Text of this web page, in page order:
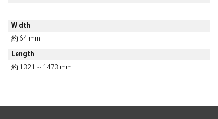
Width
約 64 mm
Length
約 1321 ~ 1473 mm